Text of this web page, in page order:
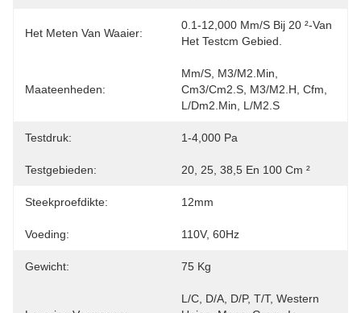
Het Meten Van Waaier:
0.1-12,000 Mm/s Bij 20 ²-Van
Het Testcm Gebied.
Maateenheden:
Mm/s, M3/m2.min,
Cm3/cm2.s, M3/m2.h, Cfm,
L/dm2.min, L/m2.s
Testdruk: 1-4,000 Pa
Testgebieden: 20, 25, 38,5 En 100 Cm ²
Steekproefdikte: 12mm
Voeding: 110V, 60Hz
Gewicht: 75 Kg
L/C, D/A, D/P, T/T, Western